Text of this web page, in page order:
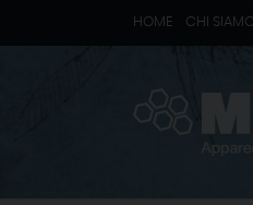
HOME CHI SIAMO